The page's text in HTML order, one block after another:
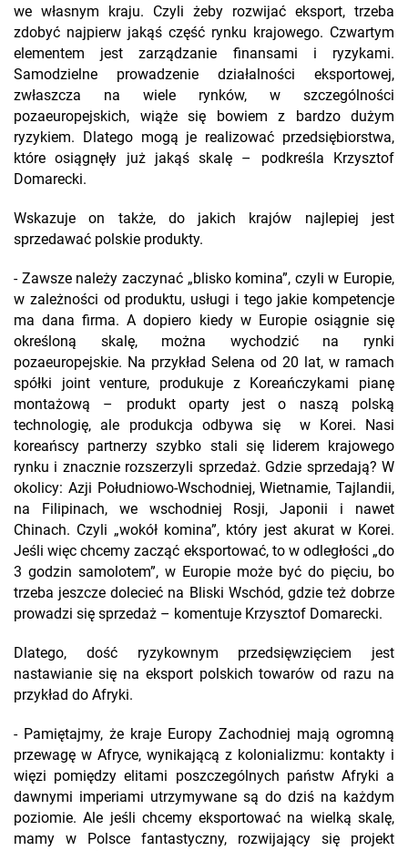
we własnym kraju. Czyli żeby rozwijać eksport, trzeba
zdobyć najpierw jakąś część rynku krajowego. Czwartym
elementem jest zarządzanie finansami i ryzykami.
Samodzielne prowadzenie działalności eksportowej,
zwłaszcza na wiele rynków, w szczególności
pozaeuropejskich, wiąże się bowiem z bardzo dużym
ryzykiem. Dlatego mogą je realizować przedsiębiorstwa,
które osiągnęły już jakąś skalę – podkreśla Krzysztof
Domarecki.
Wskazuje on także, do jakich krajów najlepiej jest
sprzedawać polskie produkty.
- Zawsze należy zaczynać „blisko komina”, czyli w Europie,
w zależności od produktu, usługi i tego jakie kompetencje
ma dana firma. A dopiero kiedy w Europie osiągnie się
określoną skalę, można wychodzić na rynki
pozaeuropejskie. Na przykład Selena od 20 lat, w ramach
spółki joint venture, produkuje z Koreańczykami pianę
montażową – produkt oparty jest o naszą polską
technologię, ale produkcja odbywa się w Korei. Nasi
koreańscy partnerzy szybko stali się liderem krajowego
rynku i znacznie rozszerzyli sprzedaż. Gdzie sprzedają? W
okolicy: Azji Południowo-Wschodniej, Wietnamie, Tajlandii,
na Filipinach, we wschodniej Rosji, Japonii i nawet
Chinach. Czyli „wokół komina”, który jest akurat w Korei.
Jeśli więc chcemy zacząć eksportować, to w odległości „do
3 godzin samolotem”, w Europie może być do pięciu, bo
trzeba jeszcze dolecieć na Bliski Wschód, gdzie też dobrze
prowadzi się sprzedaż – komentuje Krzysztof Domarecki.
Dlatego, dość ryzykownym przedsięwzięciem jest
nastawianie się na eksport polskich towarów od razu na
przykład do Afryki.
- Pamiętajmy, że kraje Europy Zachodniej mają ogromną
przewagę w Afryce, wynikającą z kolonializmu: kontakty i
więzi pomiędzy elitami poszczególnych państw Afryki a
dawnymi imperiami utrzymywane są do dziś na każdym
poziomie. Ale jeśli chcemy eksportować na wielką skalę,
mamy w Polsce fantastyczny, rozwijający się projekt